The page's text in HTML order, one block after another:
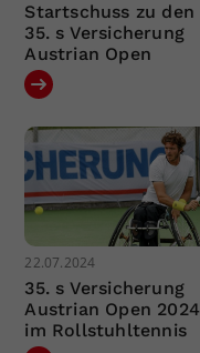
Startschuss zu den
35. s Versicherung
Austrian Open
22.07.2024
35. s Versicherung
Austrian Open 2024
im Rollstuhltennis